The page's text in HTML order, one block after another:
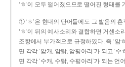
‘ㅎ’이 모두 떨어졌으므로 떨어진 형태를
① ‘ㅎ’은 현대의 단어들에도 그 발음의 흔
‘ㅎ’이 뒤의 예사소리와 결합하면 거센소
조항에서 부가적으로 규정하였다. 즉 ‘암
면 각각 ‘암캐, 암탉, 암평아리’가 되고 ‘수
면 각각 ‘수캐, 수탉, 수평아리’가 되는 언